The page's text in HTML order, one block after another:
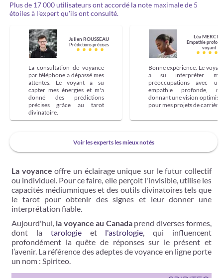
Plus de 17 000 utilisateurs ont accordé la note maximale de 5
étoiles à l'expert qu'ils ont consulté.
Julien ROUSSEAU
Prédictions précises
La consultation de voyance
par téléphone a dépassé mes
attentes. Le voyant a su
capter mes énergies et m'a
donné des prédictions
précises grâce au tarot
divinatoire.
Léa
Empathie
voyant
Bonne expérience. Le
a su interpréter
préoccupations avec
empathie profonde,
donnant une vision
pour mes projets de carrière.
Voir les experts les mieux notés
La voyance offre un éclairage unique sur le futur collectif
ou individuel. Pour ce faire, elle perçoit l'invisible, utilise les
capacités médiumniques et des outils divinatoires tels que
le tarot pour obtenir des signes et leur donner une
interprétation fiable.
Aujourd'hui, la voyance au Canadaprend diverses formes,
dont la tarologieet l'astrologie, qui influencent
profondément la quête de réponses sur le présent et
l’avenir. La référence des adeptes de voyance en ligne porte
un nom : Spiriteo.